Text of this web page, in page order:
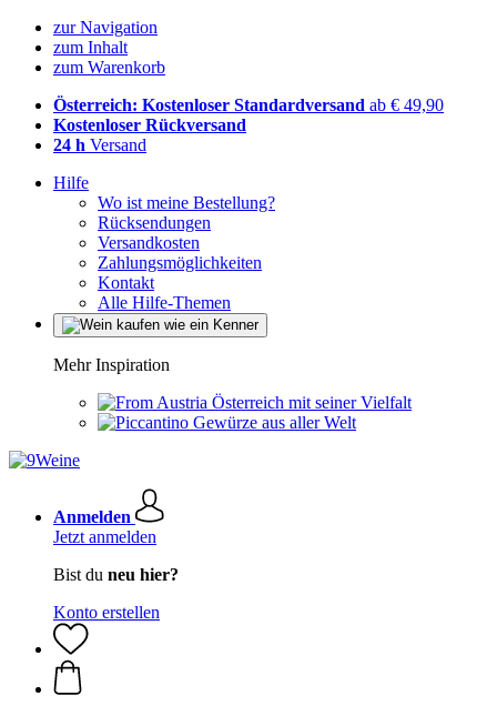
zur Navigation
zum Inhalt
zum Warenkorb
Österreich: Kostenloser Standardversand ab € 49,90
Kostenloser Rückversand
24 h Versand
Hilfe
Wo ist meine Bestellung?
Rücksendungen
Versandkosten
Zahlungsmöglichkeiten
Kontakt
Alle Hilfe-Themen
Mehr Inspiration
Österreich mit seiner Vielfalt
Gewürze aus aller Welt
Anmelden
Jetzt anmelden
Bist du neu hier?
Konto erstellen